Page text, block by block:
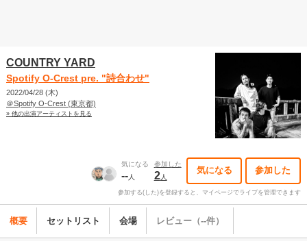
COUNTRY YARD
Spotify O-Crest pre. "詩合わせ"
2022/04/28 (木)
＠Spotify O-Crest (東京都)
» 他の出演アーティストを見る
気になる
--人
参加した
2人
気になる 参加した
参加する(した)を登録すると、マイページでライブを管理できます
概要 セットリスト 会場 レビュー（--件）